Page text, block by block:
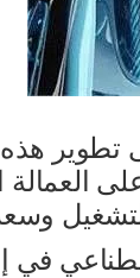
تطوير
العمالة
وسعر
في